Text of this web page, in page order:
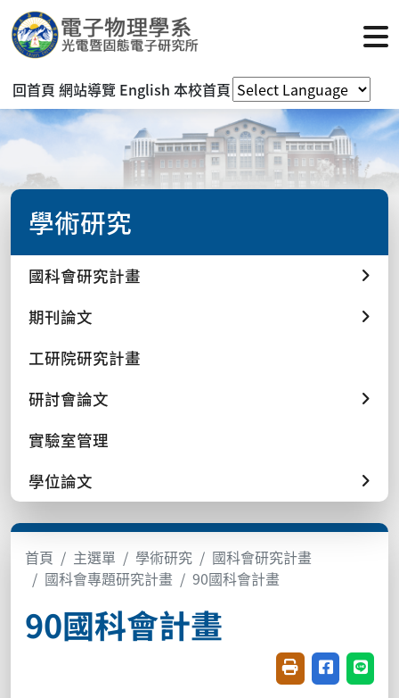
回首頁 網站導覽 English 本校首頁
學術研究
國科會研究計畫
期刊論文
工研院研究計畫
研討會論文
實驗室管理
學位論文
首頁 主選單 學術研究
國科會研究計畫
國科會專題研究計畫
90國科會計畫
90國科會計畫
友善列印(開新視
分享至臉書
分享